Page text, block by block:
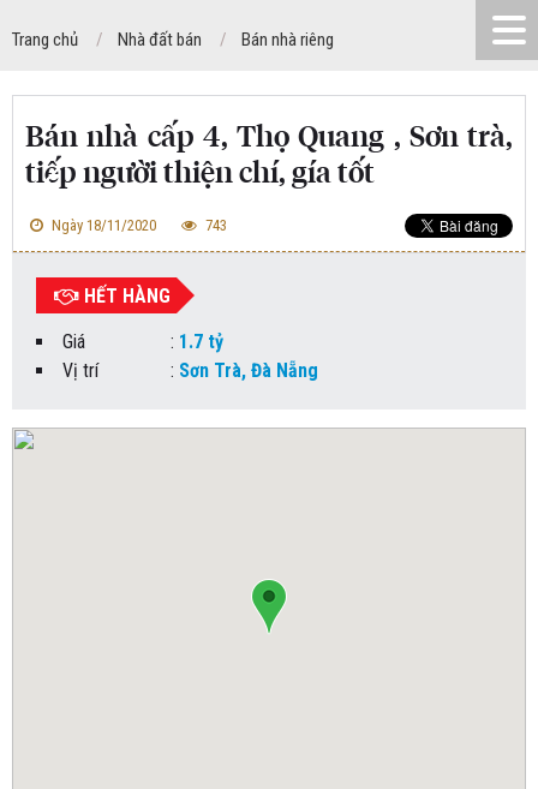
Trang chủ Nhà đất bán Bán nhà riêng
Bán nhà cấp 4, Thọ Quang , Sơn trà,
tiếp người thiện chí, gía tốt
Ngày 18/11/2020 743
HẾT HÀNG
Giá
: 1.7 tỷ
Vị trí
: Sơn Trà, Đà Nẵng